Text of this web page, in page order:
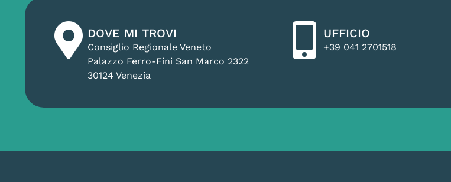
DOVE MI TROVI
Consiglio Regionale Veneto
Palazzo Ferro-Fini San Marco 2322
30124 Venezia
UFFICIO
+39 041 2701518